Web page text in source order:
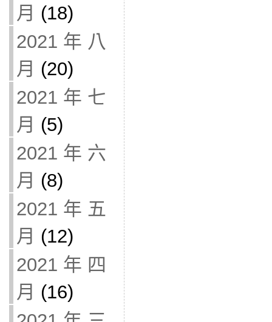
月 (18)
2021 年 八
月 (20)
2021 年 七
月 (5)
2021 年 六
月 (8)
2021 年 五
月 (12)
2021 年 四
月 (16)